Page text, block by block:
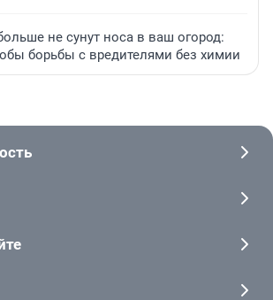
не сунут носа в ваш огород:
борьбы с вредителями без химии